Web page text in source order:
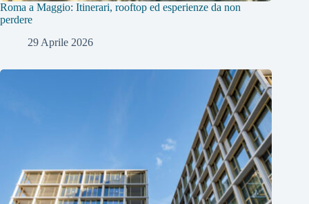
Roma a Maggio: Itinerari, rooftop ed esperienze da non
perdere
29 Aprile 2026